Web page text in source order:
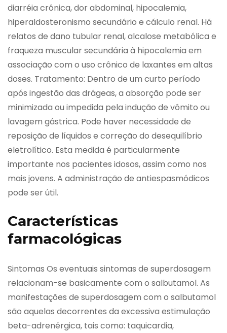
diarréia crônica, dor abdominal, hipocalemia,
hiperaldosteronismo secundário e cálculo renal. Há
relatos de dano tubular renal, alcalose metabólica e
fraqueza muscular secundária à hipocalemia em
associação com o uso crônico de laxantes em altas
doses. Tratamento: Dentro de um curto período
após ingestão das drágeas, a absorção pode ser
minimizada ou impedida pela indução de vômito ou
lavagem gástrica. Pode haver necessidade de
reposição de líquidos e correção do desequilíbrio
eletrolítico. Esta medida é particularmente
importante nos pacientes idosos, assim como nos
mais jovens. A administração de antiespasmódicos
pode ser útil.
Características
farmacológicas
Sintomas Os eventuais sintomas de superdosagem
relacionam-se basicamente com o salbutamol. As
manifestações de superdosagem com o salbutamol
são aquelas decorrentes da excessiva estimulação
beta-adrenérgica, tais como: taquicardia,